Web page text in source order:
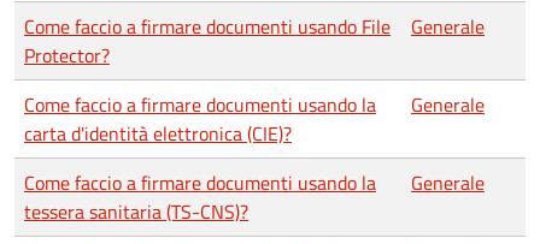
Come faccio a firmare documenti usando File
Protector?
Generale
Come faccio a firmare documenti usando la
carta d'identità elettronica (CIE)?
Generale
Come faccio a firmare documenti usando la
tessera sanitaria (TS-CNS)?
Generale